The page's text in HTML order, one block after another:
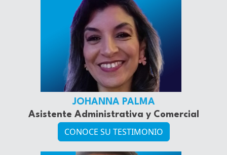
JOHANNA PALMA
Asistente Administrativa y Comercial
CONOCE SU TESTIMONIO